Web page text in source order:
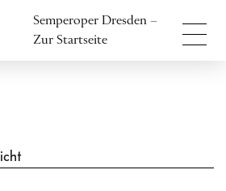
Semperoper Dresden –
Zur Startseite